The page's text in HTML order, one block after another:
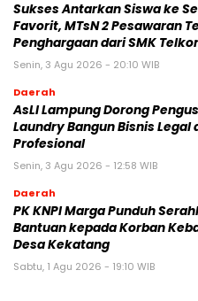
Sukses Antarkan Siswa ke
Favorit, MTsN 2 Pesawaran
Penghargaan dari SMK
Senin, 3 Agu 2026 - 20:10 WIB
Daerah
AsLI Lampung Dorong
Laundry Bangun Bisnis Legal
Profesional
Senin, 3 Agu 2026 - 12:58 WIB
Daerah
PK KNPI Marga Punduh
Bantuan kepada Korban
Desa Kekatang
Sabtu, 1 Agu 2026 - 19:10 WIB